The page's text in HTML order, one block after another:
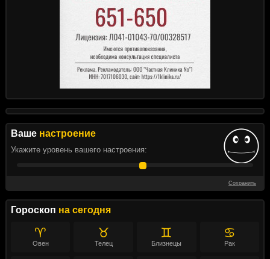
Ваше настроение
Укажите уровень вашего настроения:
Сохранить
Гороскоп на сегодня
♈
Овен
♉
Телец
♊
Близнецы
♋
Рак